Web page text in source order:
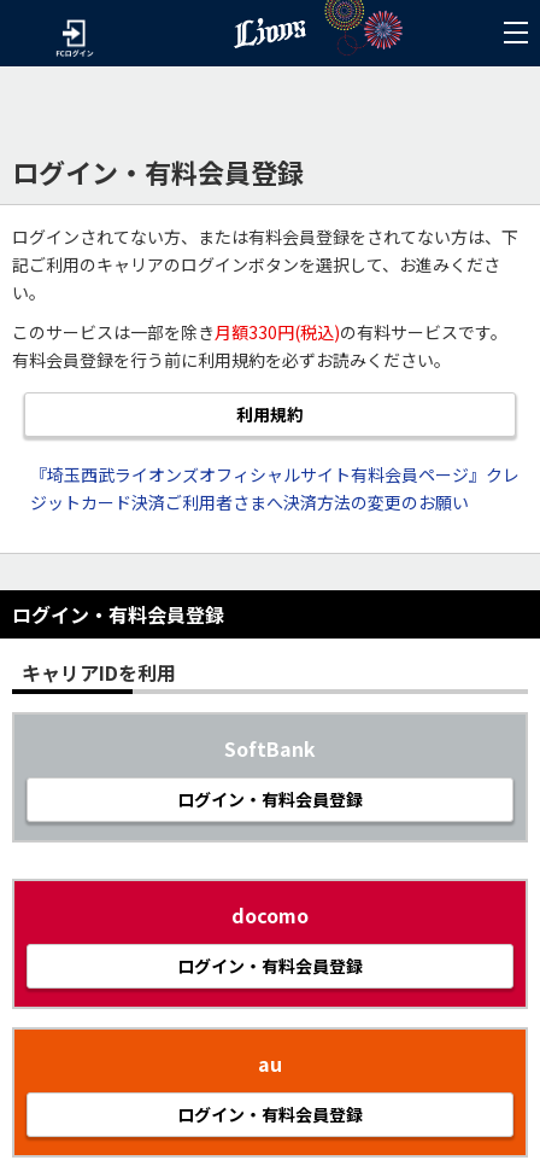
ログイン・有料会員登録
ログインされてない方、または有料会員登録をされてない方は、下
記ご利用のキャリアのログインボタンを選択して、お進みくださ
い。
このサービスは一部を除き月額330円(税込)の有料サービスです。
有料会員登録を行う前に利用規約を必ずお読みください。
利用規約
『埼玉西武ライオンズオフィシャルサイト有料会員ページ』クレ
ジットカード決済ご利用者さまへ決済方法の変更のお願い
ログイン・有料会員登録
キャリアIDを利用
SoftBank
ログイン・有料会員登録
docomo
ログイン・有料会員登録
au
ログイン・有料会員登録